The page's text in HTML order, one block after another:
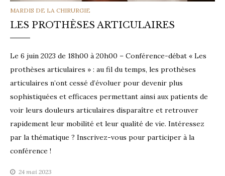
CATEGORIES
MARDIS DE LA CHIRURGIE
LES PROTHÈSES ARTICULAIRES
Le 6 juin 2023 de 18h00 à 20h00 – Conférence-débat « Les
prothèses articulaires » : au fil du temps, les prothèses
articulaires n’ont cessé d’évoluer pour devenir plus
sophistiquées et efficaces permettant ainsi aux patients de
voir leurs douleurs articulaires disparaître et retrouver
rapidement leur mobilité et leur qualité de vie. Intéressez
par la thématique ? Inscrivez-vous pour participer à la
conférence !
24 mai 2023